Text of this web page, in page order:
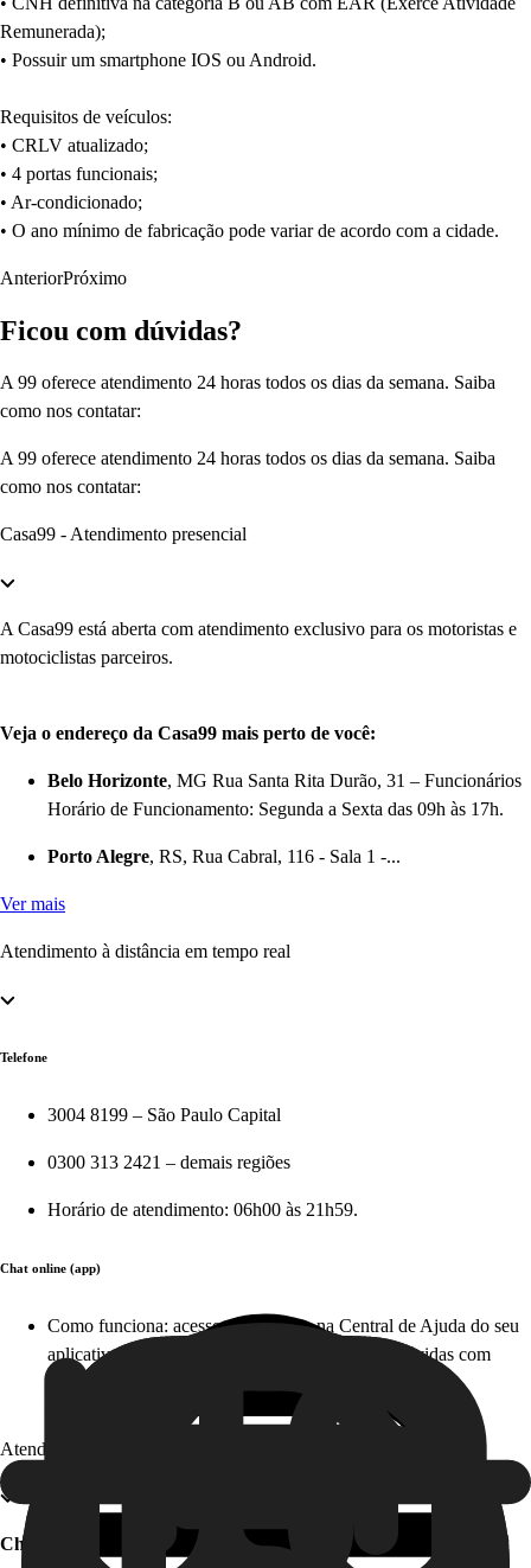
Remunerada);
• Possuir um smartphone IOS ou Android.
Requisitos de veículos:
• CRLV atualizado;
• 4 portas funcionais;
• Ar-condicionado;
• O ano mínimo de fabricação pode variar de acordo com a cidade.
AnteriorPróximo
Ficou com dúvidas?
A 99 oferece atendimento 24 horas todos os dias da semana. Saiba
como nos contatar:
A 99 oferece atendimento 24 horas todos os dias da semana. Saiba
como nos contatar:
Casa99 - Atendimento presencial
A Casa99 está aberta com atendimento exclusivo para os motoristas e
motociclistas parceiros.
Veja o endereço da Casa99 mais perto de você:
Belo Horizonte, MG Rua Santa Rita Durão, 31 – Funcionários
Horário de Funcionamento: Segunda a Sexta das 09h às 17h.
Porto Alegre, RS, Rua Cabral, 116 - Sala 1 -...
Ver mais
Atendimento à distância em tempo real
Telefone
3004 8199 – São Paulo Capital
0300 313 2421 – demais regiões
Horário de atendimento: 06h00 às 21h59.
Chat online (app)
Como funciona: acesse diretamente na Central de Ajuda do seu
aplicativo em apenas alguns cliques e tire suas dúvidas com
Atendimento offline
Chat offline